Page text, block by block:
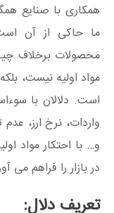
همکاری با صنایع
ما حاکی از آن
محصولات برخلاف
مواد اولیه نیست،
است. دلالان با
واردات، نرخ ارز، عدم
و… با احتکار مواد
در بازار را فراهم می
تعریف دلال: